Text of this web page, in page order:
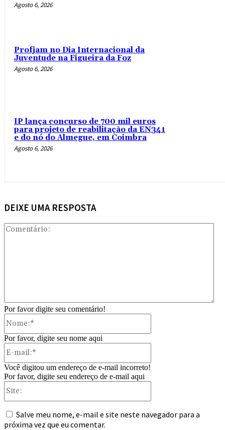
Agosto 6, 2026
Profjam no Dia Internacional da
Juventude na Figueira da Foz
Agosto 6, 2026
IP lança concurso de 700 mil euros
para projeto de reabilitação da EN341
e do nó do Almegue, em Coimbra
Agosto 6, 2026
DEIXE UMA RESPOSTA
Por favor digite seu comentário!
Por favor, digite seu nome aqui
Você digitou um endereço de e-mail incorreto!
Por favor, digite seu endereço de e-mail aqui
Salve meu nome, e-mail e site neste navegador para a
próxima vez que eu comentar.